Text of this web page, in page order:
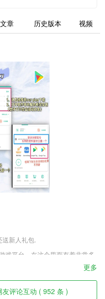
章 历史版本 视频
送新人礼包.
戏平台，在这个里面有着非常多
善的社交系统，一个极其让人激
进入到更多的不余场次里面去，
其中，超多的劲爆竞技对决等着
街机捕鱼玩法。
更多
评论互动 ( 952 条 )